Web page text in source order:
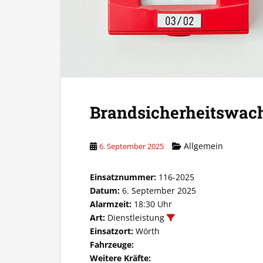
6. September 2025 Allgemein
Einsatznummer: 116-2025
Datum: 6. September 2025
Alarmzeit: 18:30 Uhr
Art: Dienstleistung
Einsatzort: Wörth
Fahrzeuge:
Weitere Kräfte: